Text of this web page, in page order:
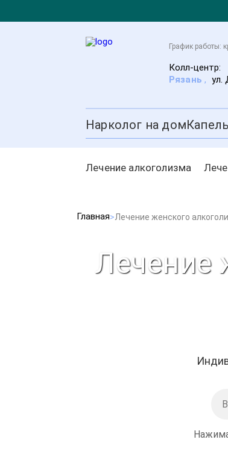
График работы:
Колл-центр:
Рязань , ул.
Нарколог на дом
Лечение алкоголизма
Главная Лечение женского
Лечение